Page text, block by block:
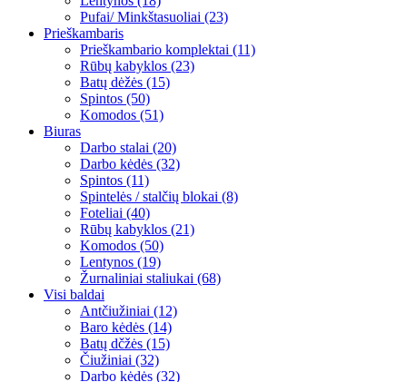
Pufai/ Minkštasuoliai (23)
Prieškambaris
Prieškambario komplektai (11)
Rūbų kabyklos (23)
Batų dėžės (15)
Spintos (50)
Komodos (51)
Biuras
Darbo stalai (20)
Darbo kėdės (32)
Spintos (11)
Spintelės / stalčių blokai (8)
Foteliai (40)
Rūbų kabyklos (21)
Komodos (50)
Lentynos (19)
Žurnaliniai staliukai (68)
Visi baldai
Antčiužiniai (12)
Baro kėdės (14)
Batų dčžės (15)
Čiužiniai (32)
Darbo kėdės (32)